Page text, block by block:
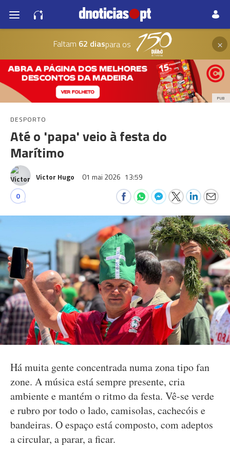
Faltam 62 diaspara os ×
PUB
DESPORTO
Até o 'papa' veio à festa do
Marítimo
Victor Hugo 01 mai 2026 13:59
0
Há muita gente concentrada numa zona tipo fan
zone. A música está sempre presente, cria
ambiente e mantém o ritmo da festa. Vê-se verde
e rubro por todo o lado, camisolas, cachecóis e
bandeiras. O espaço está composto, com adeptos
a circular, a parar, a ficar.